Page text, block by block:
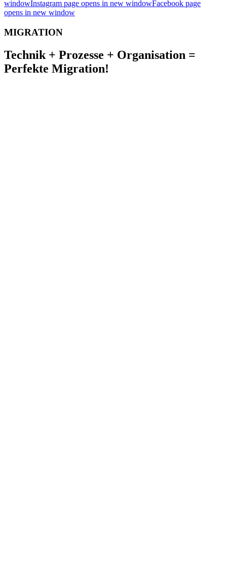
windowInstagram page opens in new windowFacebook page
opens in new window
MIGRATION
Technik + Prozesse + Organisation =
Perfekte Migration!